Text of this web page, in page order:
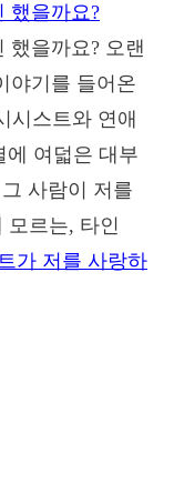
했을까요?
했을까요? 오랜
야기를 들어온
시스트와 연애
에 여덟은 대부
사람이 저를
모르는, 타인
가 저를 사랑하